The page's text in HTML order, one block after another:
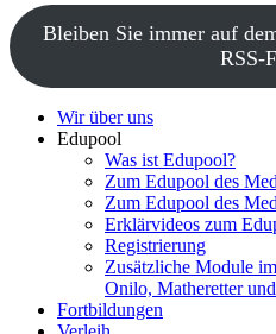
Bleiben Sie immer auf
RSS-
Wir über uns
Edupool
Was ist Edupool?
Zum Edupool des
Zum Edupool des
Erklärvideos zum
Registrierung
Zusätzliche Module
Onilo, Matheretter
Fortbildungen